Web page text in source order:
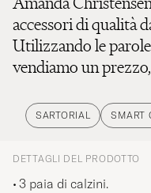
accessori di qualità
Utilizzando le
vendiamo un
SARTORIAL SMART
DETTAGLI DEL PRODOTTO
3 paia di calzini.